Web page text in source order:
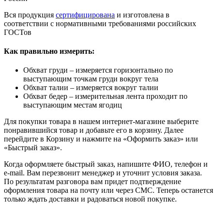
Вся продукция сертифицирована и изготовлена в
соответствии с нормативными требованиями российских
ГОСТов
Как правильно измерить:
Обхват груди – измеряется горизонтально по
выступающим точкам груди вокруг тела
Обхват талии – измеряется вокруг талии
Обхват бедер – измерительная лента проходит по
выступающим местам ягодиц
Для покупки товара в нашем интернет-магазине выберите
понравившийся товар и добавьте его в корзину. Далее
перейдите в Корзину и нажмите на «Оформить заказ» или
«Быстрый заказ».
Когда оформляете быстрый заказ, напишите ФИО, телефон и
e-mail. Вам перезвонит менеджер и уточнит условия заказа.
По результатам разговора вам придет подтверждение
оформления товара на почту или через СМС. Теперь останется
только ждать доставки и радоваться новой покупке.